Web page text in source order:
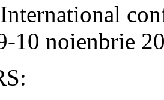
10 noienbrie